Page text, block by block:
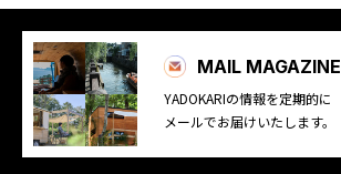
MAIL MAGAZINE
YADOKARIの情報を定期的に
メールでお届けいたします。